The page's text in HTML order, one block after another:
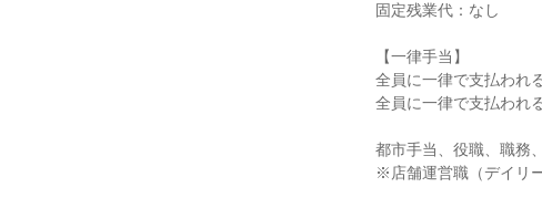
固定残業代：なし
【一律手当】
全員に一律で支払われ
全員に一律で支払われ
都市手当、役職、職務
※店舗運営職（デイリ